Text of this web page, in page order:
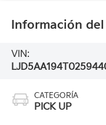
Información
VIN:
CATEGORÍA
PICK UP